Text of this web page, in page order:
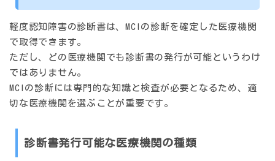
軽度認知障害の診断書は、MCIの診断を確定した医療機関
で取得できます。
ただし、どの医療機関でも診断書の発行が可能というわけ
ではありません。
MCIの診断には専門的な知識と検査が必要となるため、適
切な医療機関を選ぶことが重要です。
診断書発行可能な医療機関の種類